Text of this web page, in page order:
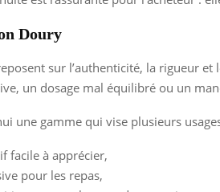
Doury
sur l’authenticité, la rigueur
un dosage mal équilibré ou un
une gamme qui vise plusieurs
facile à apprécier,
pour les repas,